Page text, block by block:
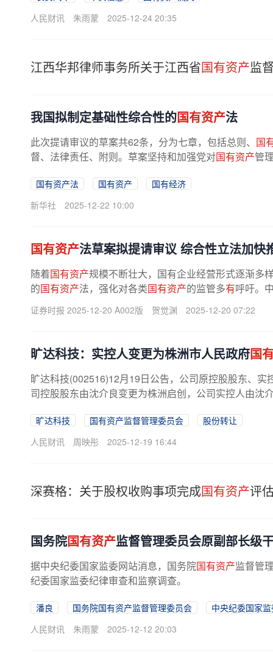
人民财讯
朱雨蒙 2025-12-24 20:35
江西华邦律师事务所关于江西省国有资产监
我国拟制定基础性综合性的国有资产法
此次提请审议的草案共62条，分为七章，包括总则、 国
督、法律责任、附则。草案坚持和加强党对国有资产管
国有资产法 国有资产
国有经济
新华社
2025-12-22 10:00
国有资产法草案拟提请审议 综合性立法加快
随着国有资产规模不断壮大，国有企业经营形式逐渐多
的国有资产法，强化对各类国有资产的监管多有呼吁。
政研究》期刊署名文章中曾提出，...
证券时报 2025-12-20 A002版 贺觉渊 2025-12-20 07:22
旷达科技：实控人变更为株洲市人民政府国
旷达科技(002516)12月19日公告，公司原控股股东、
司控股股东由沈介良变更为株洲启创，公司实控人由沈
旷达科技 国有资产监督管理委员会
股份转让
人民财讯
周映彤 2025-12-19 16:44
深赛格：关于股权收购事项完成国有资产评
国务院国有资产监督管理委员会原副部长级
据中央纪委国家监委网站消息，国务院国有资产监督管
纪委国家监委纪律审查和监察调查。
潘良 国务院国有资产监督管理委员会
中央纪委国家
人民财讯
朱雨蒙 2025-12-12 20:03